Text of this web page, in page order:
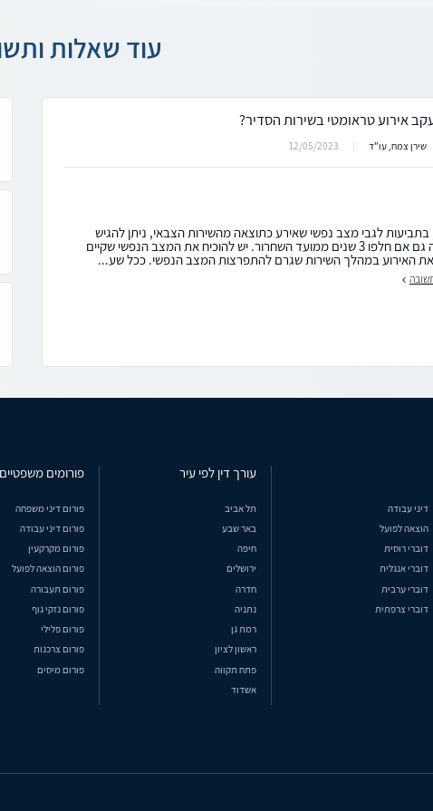
עוד שאלות
אירוע טראומטי בשירות הסדיר?
שירן צמח, עו"ד 12/05/2023
לגבי מצב נפשי שאירע כתוצאה מהשירות הצבאי, ניתן להגיש
תביעה גם אם חלפו 3 שנים ממועד השחרור. יש להוכיח את המצב הנפשי שקיים
האירוע במהלך השירות שגרם להתפרצות המצב הנפשי. ככל שע...
דיני עבודה
הוצאה לפועל
דוברי רוסית
דוברי אנגלית
דוברי ערבית
דוברי צרפתית
עורך דין לפי עיר
תל אביב
באר שבע
חיפה
ירושלים
חדרה
נתניה
רמת גן
ראשון לציון
פתח תקווה
אשדוד
פורומים משפטיים
פורום דיני משפחה
פורום דיני עבודה
פורום מקרקעין
פורום הוצאה לפועל
פורום תעבורה
פורום נזקי גוף
פורום פלילי
פורום צרכנות
פורום מיסים